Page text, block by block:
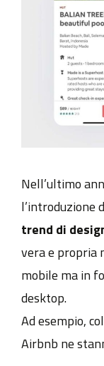
Nell’ultimo
l’introduzione
trend di
vera e propria
mobile ma in
desktop.
Ad esempio,
Airbnb ne